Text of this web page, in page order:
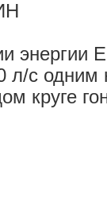
энергии
л/с одним
круге